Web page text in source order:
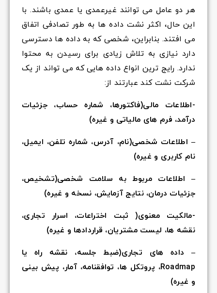
هر دو عامل می توانند غیرعمدی یا عمدی باشند. با
این حال، اکثر نشت داده ها به طور تصادفی اتفاق
می افتند. بنابراین، شخصی که به داده ها دسترسی
دارد نیازی به تلاش زیادی برای رسیدن به محتوا
ندارد. رایج ترین انواع داده هایی که می تواند از یک
شرکت نشت کند عبارتند از:
-اطلاعات مالی(فاکتورها، شماره حساب، جزئیات
درآمد، فرم های مالیاتی و غیره)
– اطلاعات شخصی(نام، آدرس، شماره تلفن، ایمیل،
نام کاربری و غیره)
– اطلاعات مربوط به سلامت شخصی(تشخیص،
جزئیات درمان، نتایج آزمایش، نسخه و غیره)
-مالکیت معنوی( ثبت اختراعات، اسرار تجاری،
نقشه ها، لیست مشتریان، قراردادها و غیره)
– داده های تجاری(ضبط جلسه، نقشه
راه یا
Roadmap، پروتکل ها، توافقنامه، آمار، پیش بینی
و غیره)